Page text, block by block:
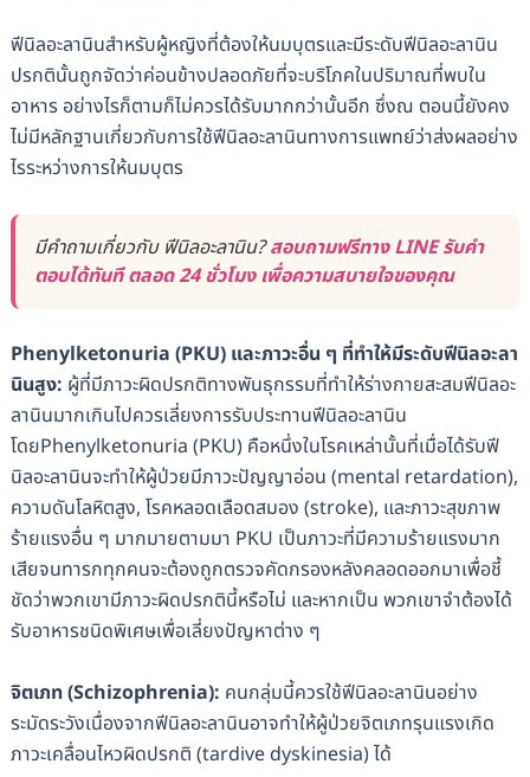
ฟีนิลอะลานินสำหรับผู้หญิงที่ต้องให้นมบุตรและมีระดับฟีนิลอะลานิน
ปรกตินั้นถูกจัดว่าค่อนข้างปลอดภัยที่จะบริโภคในปริมาณที่พบใน
อาหาร อย่างไรก็ตามก็ไม่ควรได้รับมากกว่านั้นอีก ซึ่งณ ตอนนี้ยังคง
ไม่มีหลักฐานเกี่ยวกับการใช้ฟีนิลอะลานินทางการแพทย์ว่าส่งผลอย่าง
ไรระหว่างการให้นมบุตร
มีคำถามเกี่ยวกับ ฟีนิลอะลานิน?สอบถามฟรีทาง LINE รับคำ
ตอบได้ทันที ตลอด 24 ชั่วโมง เพื่อความสบายใจของคุณ
Phenylketonuria (PKU) และภาวะอื่น ๆ ที่ทำให้มีระดับฟีนิลอะลา
นินสูง: ผู้ที่มีภาวะผิดปรกติทางพันธุกรรมที่ทำให้ร่างกายสะสมฟีนิลอะ
ลานินมากเกินไปควรเลี่ยงการรับประทานฟีนิลอะลานิน
โดยPhenylketonuria (PKU) คือหนึ่งในโรคเหล่านั้นที่เมื่อได้รับฟี
นิลอะลานินจะทำให้ผู้ป่วยมีภาวะปัญญาอ่อน (mental retardation),
ความดันโลหิตสูง, โรคหลอดเลือดสมอง (stroke), และภาวะสุขภาพ
ร้ายแรงอื่น ๆ มากมายตามมา PKU เป็นภาวะที่มีความร้ายแรงมาก
เสียจนทารกทุกคนจะต้องถูกตรวจคัดกรองหลังคลอดออกมาเพื่อชี้
ชัดว่าพวกเขามีภาวะผิดปรกตินี้หรือไม่ และหากเป็น พวกเขาจำต้องได้
รับอาหารชนิดพิเศษเพื่อเลี่ยงปัญหาต่าง ๆ
จิตเภท(Schizophrenia): คนกลุ่มนี้ควรใช้ฟีนิลอะลานินอย่าง
ระมัดระวังเนื่องจากฟีนิลอะลานินอาจทำให้ผู้ป่วยจิตเภทรุนแรงเกิด
ภาวะเคลื่อนไหวผิดปรกติ (tardive dyskinesia) ได้